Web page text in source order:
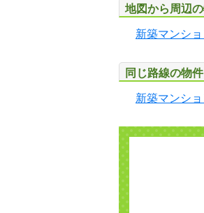
地図から周辺
新築マンシ
同じ路線の物
新築マンシ